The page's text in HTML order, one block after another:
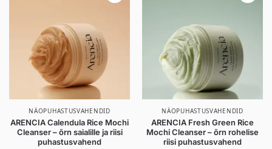
NÄOPUHASTUSVAHENDID
ARENCIA Calendula Rice Mochi
Cleanser – õrn saialille ja riisi
puhastusvahend
NÄOPUHASTUSVAHENDID
ARENCIA Fresh Green Rice
Mochi Cleanser – õrn rohelise
riisi puhastusvahend